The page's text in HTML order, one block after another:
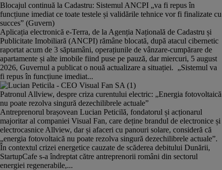
Blocajul continuă la Cadastru: Sistemul ANCPI „va fi repus în
funcțiune imediat ce toate testele și validările tehnice vor fi finalizate cu
succes” (Guvern)
Aplicația electronică e-Terra, de la Agenția Națională de Cadastru și
Publicitate Imobiliară (ANCPI) rămâne blocată, după atacul cibernetic
raportat acum de 3 săptamâni, operațiunile de vânzare-cumpărare de
apartamente și alte imobile fiind puse pe pauză, dar miercuri, 5 august
2026, Guvernul a publicat o nouă actualizare a situației. „Sistemul va
fi repus în funcțiune imediat...
Patronul Allview, despre criza curentului electric: „Energia fotovoltaică
nu poate rezolva singură dezechilibrele actuale”
Antreprenorul brașovean Lucian Peticilă, fondatorul și acționarul
majoritar al companiei Visual Fan, care deține brandul de electronice și
electrocasnice Allview, dar și afaceri cu panouri solare, consideră că
„energia fotovoltaică nu poate rezolva singură dezechilibrele actuale”.
În contextul crizei energetice cauzate de scăderea debitului Dunării,
StartupCafe s-a îndreptat către antreprenorii români din sectorul
energiei regenerabile,...